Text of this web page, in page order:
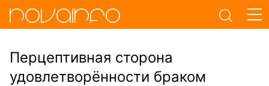
Перцептивная сторона
удовлетворённости браком